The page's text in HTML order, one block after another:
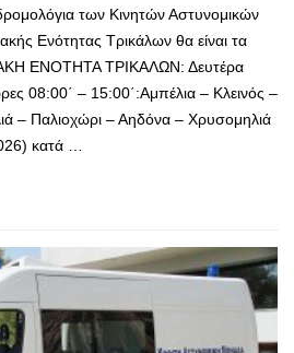
των Κινητών Αστυνομικών
Ενότητας Τρικάλων θα είναι τα
ΕΝΟΤΗΤΑ ΤΡΙΚΑΛΩΝ: Δευτέρα
08:00΄ – 15:00΄:Αμπέλια – Κλεινός –
– Παλιοχώρι – Αηδόνα – Χρυσομηλιά
κατά …